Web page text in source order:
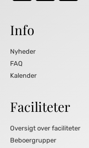
Info
Nyheder
FAQ
Kalender
Faciliteter
Oversigt over faciliteter
Beboergrupper